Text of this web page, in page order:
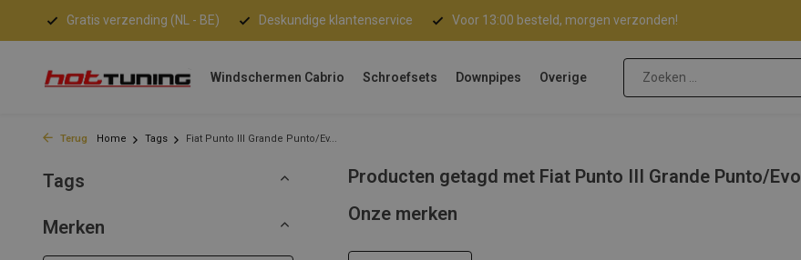
Gratis verzending (NL - BE) Deskundige klantenservice Voor 13:00 besteld, morgen verzonden!
Windschermen Cabrio Schroefsets Downpipes Overige
Terug Home Tags Fiat Punto III Grande Punto/Ev...
Tags
Merken
Producten getagd met Fiat Punto III Grande Punto/Evo
Onze merken